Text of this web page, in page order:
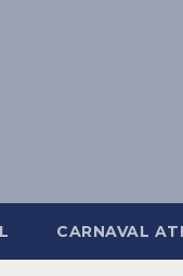
CARNAVAL